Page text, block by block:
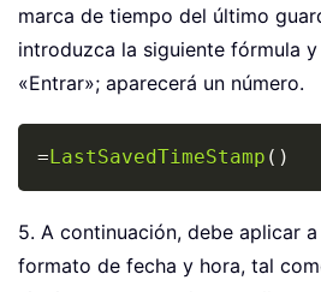
marca de tiempo del último
introduzca la siguiente fórmula
«Entrar»; aparecerá un número.
= LastSavedTimeStamp ( )
5. A continuación, debe aplicar
formato de fecha y hora, tal